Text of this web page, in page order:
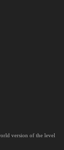
version of the level